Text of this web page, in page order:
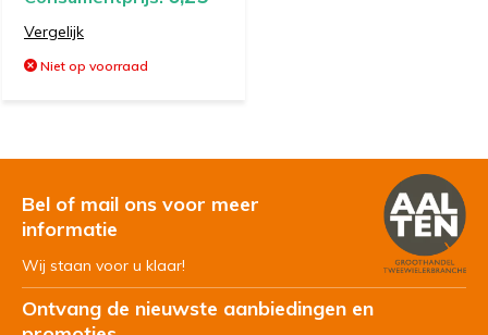
Vergelijk
Niet op voorraad
Bel of mail ons voor meer
informatie
Wij staan voor u klaar!
Ontvang de nieuwste aanbiedingen en